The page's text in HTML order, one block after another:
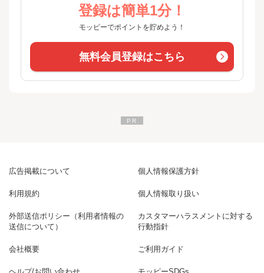
登録は簡単1分！
モッピーでポイントを貯めよう！
無料会員登録はこちら
広告掲載について 個人情報保護方針
利用規約 個人情報取り扱い
外部送信ポリシー（利用者情報の
送信について）
カスタマーハラスメントに対する
行動指針
会社概要 ご利用ガイド